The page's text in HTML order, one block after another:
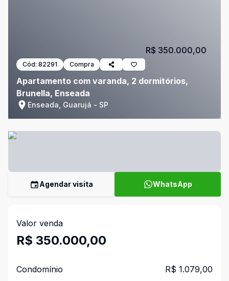
Cód: 82291 Compra
Apartamento com varanda, 2 dormitórios,
Brunella, Enseada
Enseada, Guarujá - SP
R$ 350.000,00
Agendar visita WhatsApp
Valor venda
R$ 350.000,00
Condomínio R$ 1.079,00